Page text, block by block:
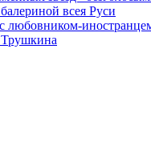
всея Руси
любовником-